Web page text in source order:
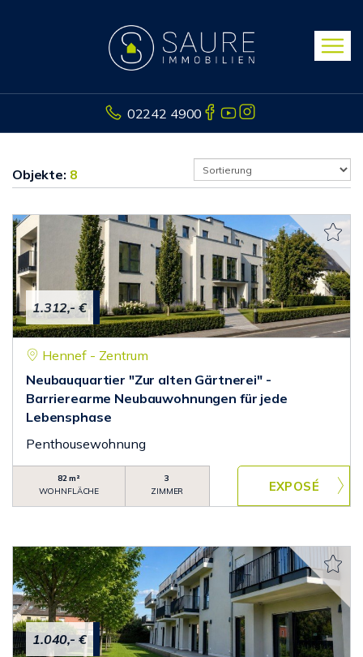
02242 4900
Objekte: 8
1.312,- €
Hennef - Zentrum
Neubauquartier "Zur alten Gärtnerei" -
Barrierearme Neubauwohnungen für jede
Lebensphase
Penthousewohnung
82 m²
WOHNFLÄCHE
3
ZIMMER
1.040,- €